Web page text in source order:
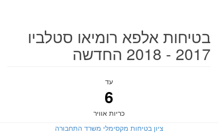
בטיחות אלפא רומיאו סטלביו
2017 - 2018 החדשה
עד
6
כריות אוויר
ציון בטיחות מקסימלי משרד התחבורה